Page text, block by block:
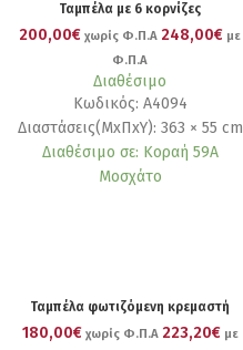
Ταμπέλα με 6 κορνίζες
200,00€ χωρίς Φ.Π.Α 248,00€ με
Φ.Π.Α
Διαθέσιμο
Κωδικός: Α4094
Διαστάσεις(ΜxΠxΥ): 363 × 55 cm
Διαθέσιμο σε: Κοραή 59Α
Μοσχάτο
Ταμπέλα φωτιζόμενη κρεμαστή
180,00€ χωρίς Φ.Π.Α 223,20€ με